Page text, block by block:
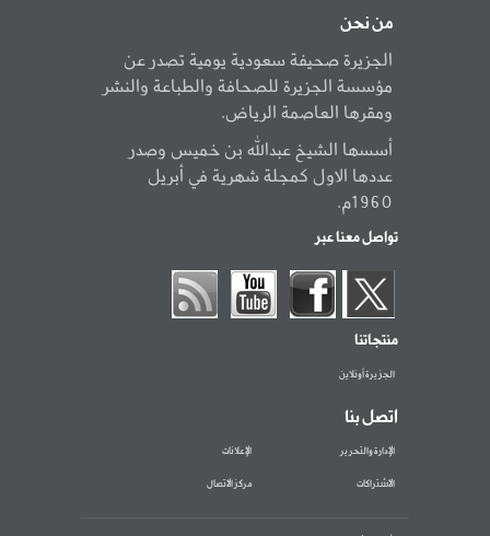
من نحن
الجزيرة صحيفة سعودية يومية تصدر عن
مؤسسة الجزيرة للصحافة والطباعة والنشر
ومقرها العاصمة الرياض.
أسسها الشيخ عبدالله بن خميس وصدر
عددها الاول كمجلة شهرية في أبريل
1960م.
تواصل معنا عبر
منتجاتنا
الجزيرة أونلاين
اتصل بنا
الإدارة والتحرير الإعلانات
الاشتراكات مركز الاتصال